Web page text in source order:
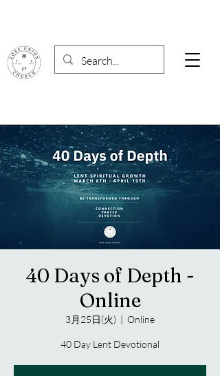
40 Days of Depth -
Online
3月25日(火)
  |
Online
40 Day Lent Devotional